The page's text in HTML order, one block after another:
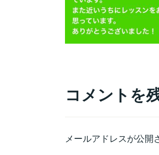
コメントを
メールアドレスが公開